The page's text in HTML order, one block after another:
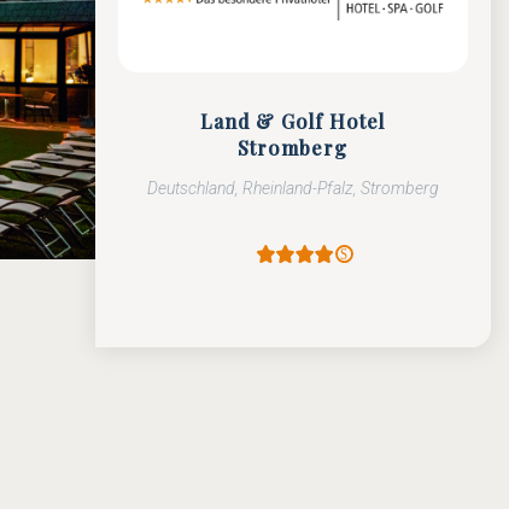
Land & Golf Hotel
Stromberg
Deutschland, Rheinland-Pfalz, Stromberg